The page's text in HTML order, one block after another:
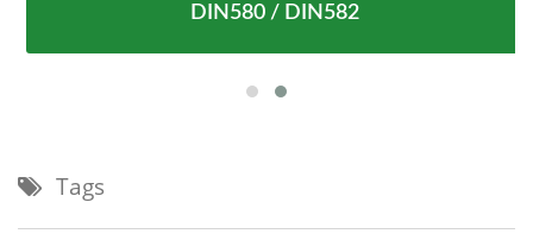
DIN580 / DIN582
Tags